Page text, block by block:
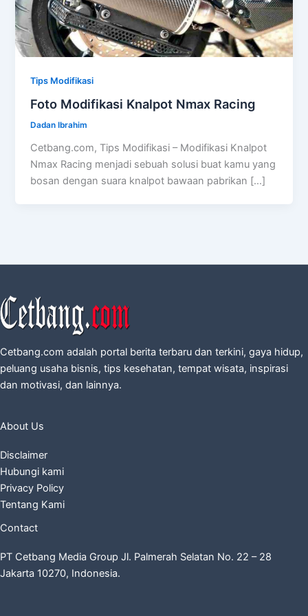
Tips Modifikasi
Foto Modifikasi Knalpot Nmax Racing
Dadan Ibrahim
Cetbang.com, Tips Modifikasi – Modifikasi Knalpot
Nmax Racing menjadi sebuah solusi buat kamu yang
bosan dengan suara knalpot bawaan pabrikan […]
Cetbang.com adalah portal berita terbaru dan terkini, gaya hidup,
peluang usaha bisnis, tips kesehatan, tempat wisata, inspirasi
dan motivasi, dan lainnya.
About Us
Disclaimer
Hubungi kami
Privacy Policy
Tentang Kami
Contact
PT Cetbang Media Group Jl. Palmerah Selatan No. 22 – 28
Jakarta 10270, Indonesia.